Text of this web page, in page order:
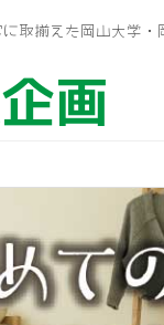
揃えた岡山大学・
画